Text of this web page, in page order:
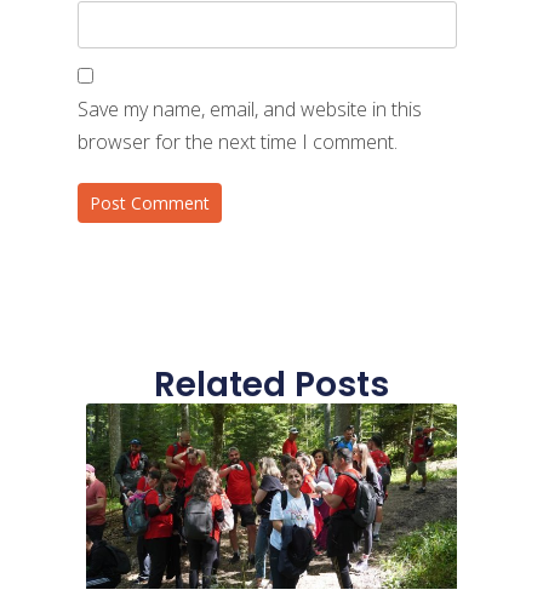
Save my name, email, and website in this
browser for the next time I comment.
Related Posts